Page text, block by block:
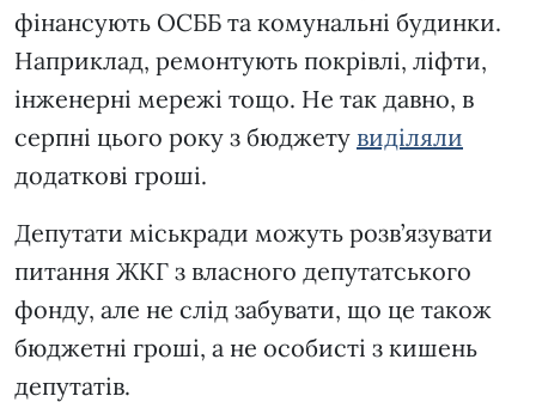
фінансують ОСББ та комунальні будинки.
Наприклад, ремонтують покрівлі, ліфти,
інженерні мережі тощо. Не так давно, в
серпні цього року з бюджету виділяли
додаткові гроші.
Депутати міськради можуть розв’язувати
питання ЖКГ з власного депутатського
фонду, але не слід забувати, що це також
бюджетні гроші, а не особисті з кишень
депутатів.